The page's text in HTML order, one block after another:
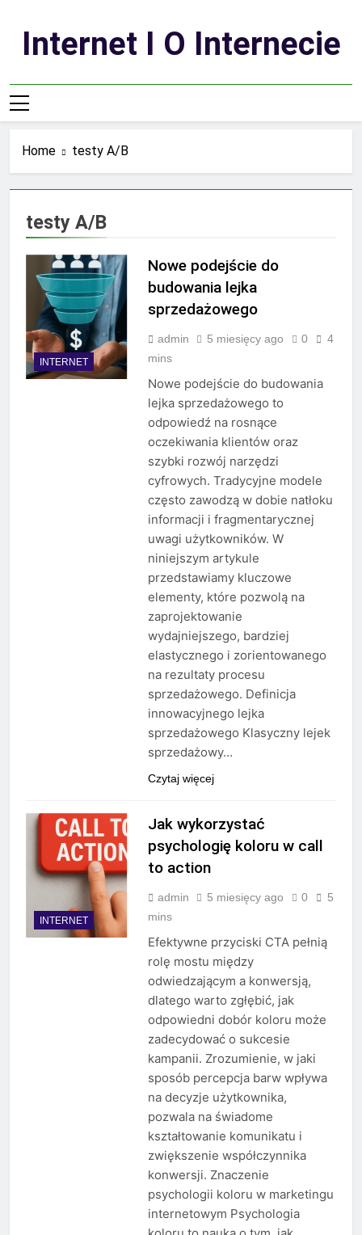
contentInternet I O Internecie
Home testy A/B
testy A/B
INTERNET
Nowe podejście do
budowania lejka
sprzedażowego
admin 5 miesięcy ago 0
4
mins
Nowe podejście do budowania
lejka sprzedażowego to
odpowiedź na rosnące
oczekiwania klientów oraz
szybki rozwój narzędzi
cyfrowych. Tradycyjne modele
często zawodzą w dobie natłoku
informacji i fragmentarycznej
uwagi użytkowników. W
niniejszym artykule
przedstawiamy kluczowe
elementy, które pozwolą na
zaprojektowanie
wydajniejszego, bardziej
elastycznego i zorientowanego
na rezultaty procesu
sprzedażowego. Definicja
innowacyjnego lejka
sprzedażowego Klasyczny lejek
sprzedażowy…
Czytaj więcej
INTERNET
Jak wykorzystać
psychologię koloru w call
to action
admin 5 miesięcy ago 0
5
mins
Efektywne przyciski CTA pełnią
rolę mostu między
odwiedzającym a konwersją,
dlatego warto zgłębić, jak
odpowiedni dobór koloru może
zadecydować o sukcesie
kampanii. Zrozumienie, w jaki
sposób percepcja barw wpływa
na decyzje użytkownika,
pozwala na świadome
kształtowanie komunikatu i
zwiększenie współczynnika
konwersji. Znaczenie
psychologii koloru w marketingu
internetowym Psychologia